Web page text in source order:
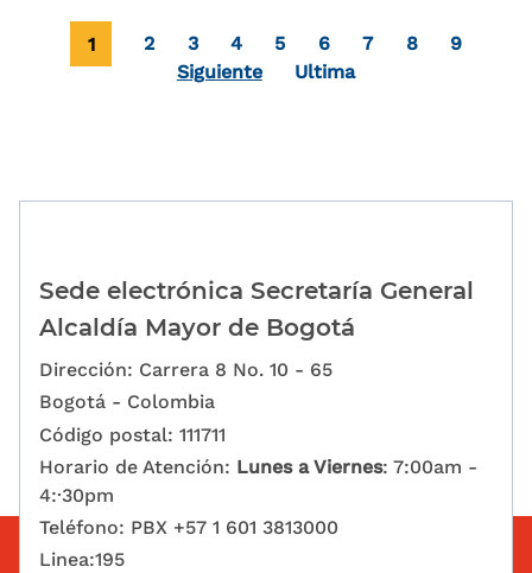
Paginación
Página actual
1 Page
2 Page
3 Page
4 Page
5 Page
6 Page
7 Page
8 Page
9
Siguiente
Última página
Ultima
Sede electrónica Secretaría General
Alcaldía Mayor de Bogotá
Dirección: Carrera 8 No. 10 - 65
Bogotá - Colombia
Código postal: 111711
Horario de Atención: Lunes a Viernes: 7:00am -
4:·30pm
Teléfono: PBX +57 1 601 3813000
Linea:195